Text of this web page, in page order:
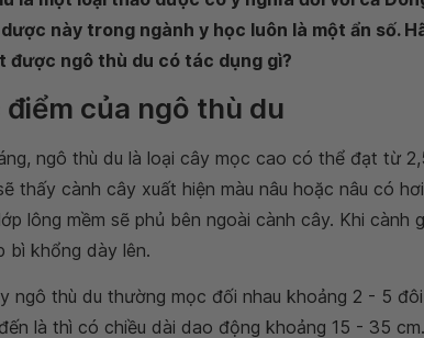
này trong ngành y học luôn là một ẩn số.
được ngô thù du có tác dụng gì?
điểm của ngô thù du
ngô thù du là loại cây mọc cao có thể đạt từ
thấy cành cây xuất hiện màu nâu hoặc nâu có
lông mềm sẽ phủ bên ngoài cành cây. Khi cành
bì khổng dày lên.
ngô thù du thường mọc đối nhau khoảng 2 - 5
là thì có chiều dài dao động khoảng 15 - 35